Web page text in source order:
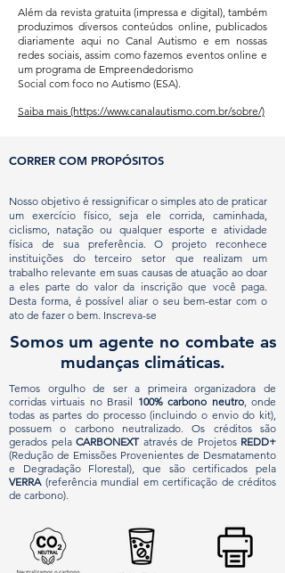
Além da revista gratuita (impressa e digital), também
produzimos diversos conteúdos online, publicados
diariamente aqui no Canal Autismo e em nossas
redes sociais, assim como fazemos eventos online e
um programa de Empreendedorismo
Social com foco no Autismo (ESA).
Saiba mais (https://www.canalautismo.com.br/sobre/)
CORRER COM PROPÓSITOS
Nosso objetivo é ressignificar o simples ato de praticar
um exercício físico, seja ele corrida, caminhada,
ciclismo, natação ou qualquer esporte e atividade
física de sua preferência. O projeto reconhece
instituições do terceiro setor que realizam um
trabalho relevante em suas causas de atuação ao doar
a eles parte do valor da inscrição que você paga.
Desta forma, é possível aliar o seu bem-estar com o
ato de fazer o bem. Inscreva-se
Somos um agente no combate as
mudanças climáticas.
Temos orgulho de ser a primeira organizadora de
corridas virtuais no Brasil 100% carbono neutro, onde
todas as partes do processo (incluindo o envio do kit),
possuem o carbono neutralizado. Os créditos são
gerados pela CARBONEXTatravés de Projetos REDD+
(Redução de Emissões Provenientes de Desmatamento
e Degradação Florestal), que são certificados pela
VERRA (referência mundial em certificação de créditos
de carbono).